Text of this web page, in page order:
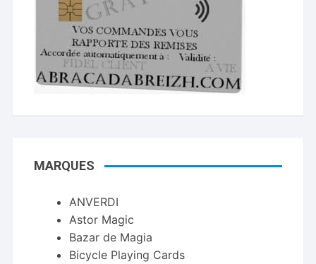
MARQUES
ANVERDI
Astor Magic
Bazar de Magia
Bicycle Playing Cards